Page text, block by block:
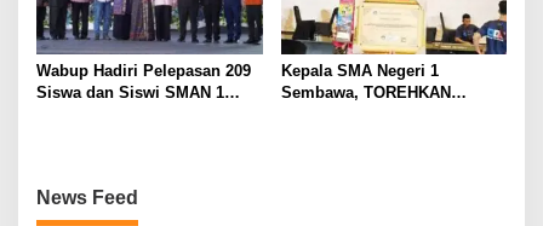
Wabup Hadiri Pelepasan 209
Siswa dan Siswi SMAN 1
Kepala SMA Negeri 1
Sembawa, TOREHKAN
News Feed